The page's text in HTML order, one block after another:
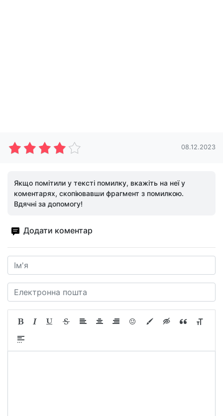
08.12.2023
Якщо помітили у тексті помилку, вкажіть на неї у
коментарях, скопіювавши фрагмент з помилкою.
Вдячні за допомогу!
Додати коментар